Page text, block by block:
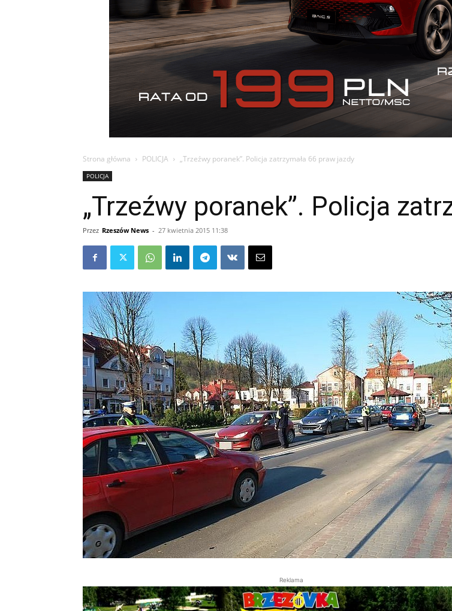
Strona główna POLICJA „Trzeźwy poranek”. Policja zatrzymała 66 praw jazdy
POLICJA
„Trzeźwy poranek”. Policja
Przez Rzeszów News - 27 kwietnia 2015 11:38
Reklama